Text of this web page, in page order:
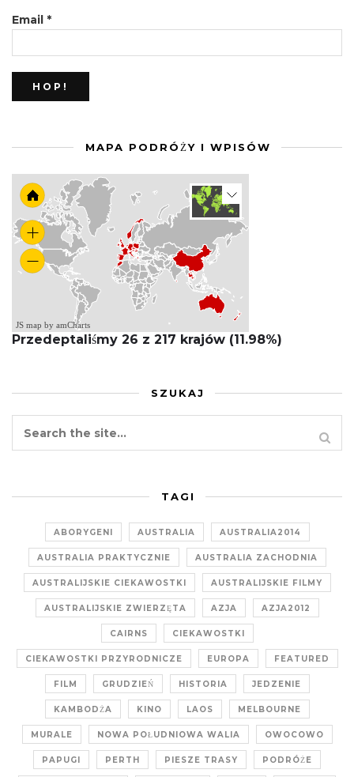
Email *
MAPA PODRÓŻY I WPISÓW
JS map by amCharts
Przedeptaliśmy 26 z 217 krajów (11.98%)
SZUKAJ
TAGI
ABORYGENI AUSTRALIA AUSTRALIA2014
AUSTRALIA PRAKTYCZNIE AUSTRALIA ZACHODNIA
AUSTRALIJSKIE CIEKAWOSTKI AUSTRALIJSKIE FILMY
AUSTRALIJSKIE ZWIERZĘTA AZJA AZJA2012
CAIRNS CIEKAWOSTKI
CIEKAWOSTKI PRZYRODNICZE EUROPA FEATURED
FILM GRUDZIEŃ HISTORIA JEDZENIE
KAMBODŻA KINO LAOS MELBOURNE
MURALE NOWA POŁUDNIOWA WALIA OWOCOWO
PAPUGI PERTH PIESZE TRASY PODRÓŻE